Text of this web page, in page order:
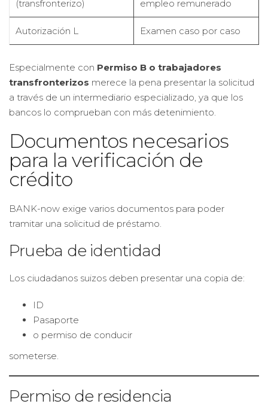
(transfronterizo)
empleo remunerado
Autorización L Examen caso por caso
Especialmente con Permiso B o trabajadores
transfronterizos merece la pena presentar la solicitud
a través de un intermediario especializado, ya que los
bancos lo comprueban con más detenimiento.
Documentos necesarios
para la verificación de
crédito
BANK-now exige varios documentos para poder
tramitar una solicitud de préstamo.
Prueba de identidad
Los ciudadanos suizos deben presentar una copia de:
ID
Pasaporte
o permiso de conducir
someterse.
Permiso de residencia